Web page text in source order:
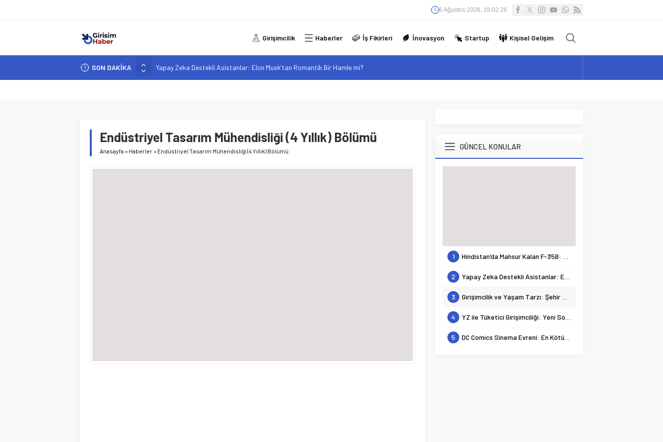
6 Ağustos 2026, 19:02:26
Girişimcilik Haberler İş Fikirleri İnovasyon Startup Kişisel Gelişim
SON DAKİKA
Yapay Zeka Destekli Asistanlar: Elon Musk’tan Romantik Bir Hamle mi?
Girişimcilik ve Yaşam Tarzı: Şehir Değişiminin Nedenleri ve Etkileri
Endüstriyel Tasarım Mühendisliği (4 Yıllık) Bölümü
Anasayfa » Haberler » Endüstriyel Tasarım Mühendisliği (4 Yıllık) Bölümü GÜNCEL KONULAR
1 Hindistan’da Mahsur Kalan F-35B: Jeopolitik Sonuçları
2 Yapay Zeka Destekli Asistanlar: Elon Musk’tan Romantik Bir Hamle mi?
3 Girişimcilik ve Yaşam Tarzı: Şehir Değişiminin Nedenleri ve Etkileri
4 YZ ile Tüketici Girişimciliği: Yeni Sosyal Bağlantılar
5 DC Comics Sinema Evreni: En Kötülerden En İyilerine Bir Bakış